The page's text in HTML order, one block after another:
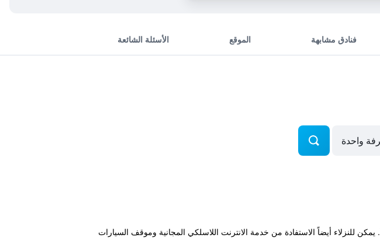
فنادق مشابهة الموقع الأسئلة الشائعة
يقع هذا الفندق المصنف 5 نجوم على بعد مجرد مسافة نزهة قصيرة من Wilton Bridge. يمكن للنزلاء أيضاً الاستفادة من خدمة الانترنت اللاسلكي المجانية وموقف السيارات